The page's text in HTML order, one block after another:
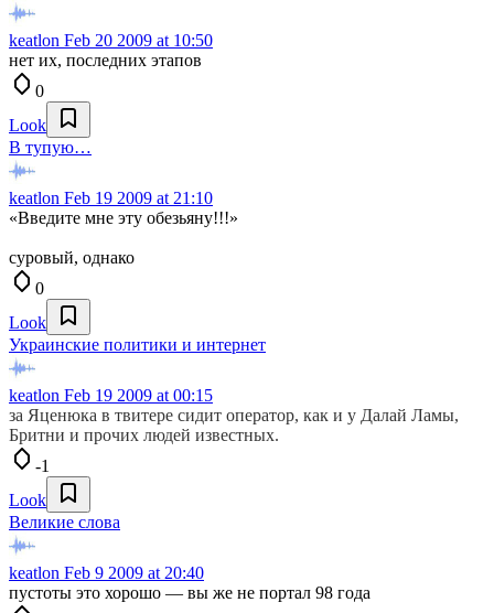
keatlon Feb 20 2009 at 10:50
нет их, последних этапов
0
Look
В тупую…
keatlon Feb 19 2009 at 21:10
«Введите мне эту обезьяну!!!»
суровый, однако
0
Look
Украинские политики и интернет
keatlon Feb 19 2009 at 00:15
за Яценюка в твитере сидит оператор, как и у Далай Ламы,
Бритни и прочих людей известных.
-1
Look
Великие слова
keatlon Feb 9 2009 at 20:40
пустоты это хорошо — вы же не портал 98 года